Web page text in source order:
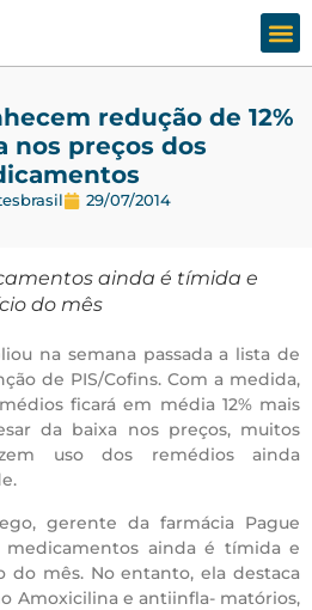
redução de 12%
nos preços dos
29/07/2014
ainda é tímida e
do mês
na semana passada a lista de
de PIS/Cofins. Com a medida,
ficará em média 12% mais
da baixa nos preços, muitos
uso dos remédios ainda
gerente da farmácia Pague
medicamentos ainda é tímida e
mês. No entanto, ela destaca
Amoxicilina e antiinfla- matórios,